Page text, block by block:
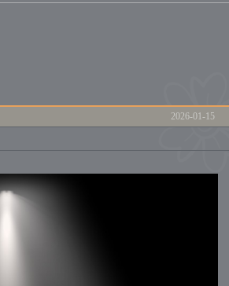
2026-01-15